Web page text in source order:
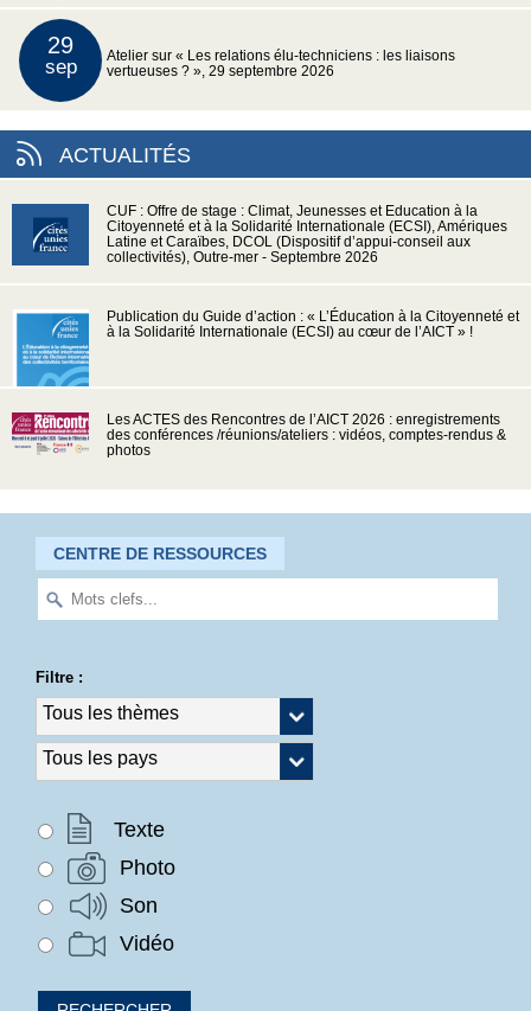
29
sep
Atelier sur « Les relations élu-techniciens : les liaisons
vertueuses ? », 29 septembre 2026
ACTUALITÉS
CUF : Offre de stage : Climat, Jeunesses et Education à la
Citoyenneté et à la Solidarité Internationale (ECSI), Amériques
Latine et Caraïbes, DCOL (Dispositif d’appui-conseil aux
collectivités), Outre-mer - Septembre 2026
Publication du Guide d’action : « L’Éducation à la Citoyenneté et
à la Solidarité Internationale (ECSI) au cœur de l’AICT » !
Les ACTES des Rencontres de l’AICT 2026 : enregistrements
des conférences /réunions/ateliers : vidéos, comptes-rendus &
photos
CENTRE DE RESSOURCES
Filtre :
Texte
Photo
Son
Vidéo